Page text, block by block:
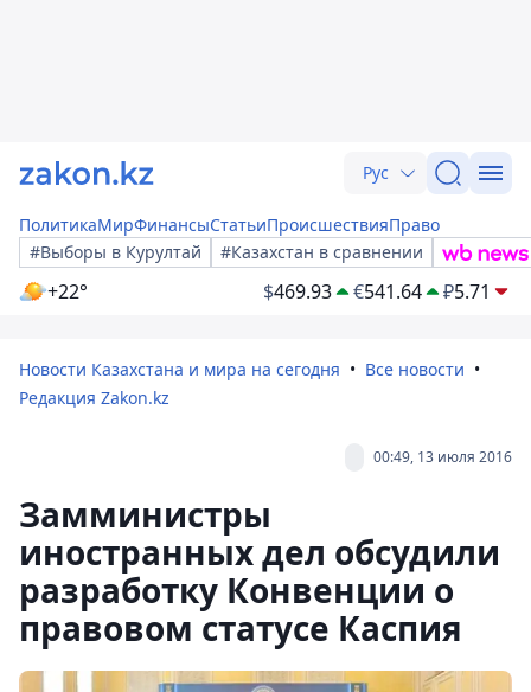
Рус
ПолитикаМирФинансыСтатьиПроисшествияПраво
#Выборы в Курултай
#Казахстан в сравнении
+22° $469.93 €541.64 ₽5.71
Новости Казахстана и мира на сегодня
Все новости
Редакция Zakon.kz
00:49, 13 июля 2016
Замминистры
иностранных дел обсудили
разработку Конвенции о
правовом статусе Каспия